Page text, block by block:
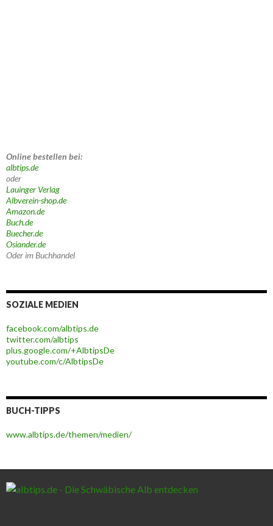
Online bestellen bei:
albtips.de
oder
Lauinger Verlag
Albverein-shop.de
Amazon.de
Buch.de
Buecher.de
Osiander.de
Oder im Buchhandel
SOZIALE MEDIEN
facebook.com/albtips.de
twitter.com/albtips
plus.google.com/+AlbtipsDe
youtube.com/c/AlbtipsDe
BUCH-TIPPS
www.albtips.de/themen/medien/